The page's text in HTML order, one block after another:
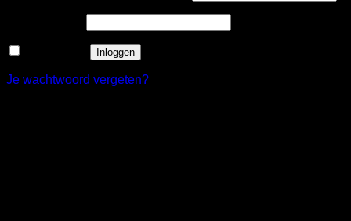
Inloggen
Je wachtwoord vergeten?